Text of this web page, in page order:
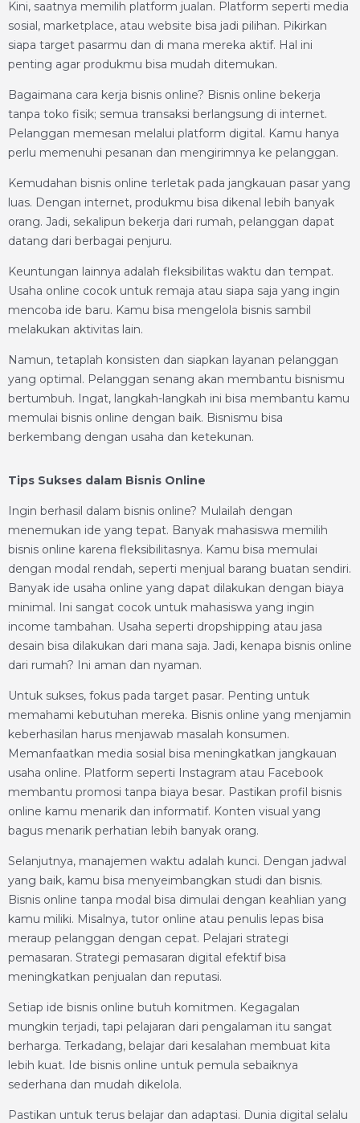
Kini, saatnya memilih platform jualan. Platform seperti media
sosial, marketplace, atau website bisa jadi pilihan. Pikirkan
siapa target pasarmu dan di mana mereka aktif. Hal ini
penting agar produkmu bisa mudah ditemukan.
Bagaimana cara kerja bisnis online? Bisnis online bekerja
tanpa toko fisik; semua transaksi berlangsung di internet.
Pelanggan memesan melalui platform digital. Kamu hanya
perlu memenuhi pesanan dan mengirimnya ke pelanggan.
Kemudahan bisnis online terletak pada jangkauan pasar yang
luas. Dengan internet, produkmu bisa dikenal lebih banyak
orang. Jadi, sekalipun bekerja dari rumah, pelanggan dapat
datang dari berbagai penjuru.
Keuntungan lainnya adalah fleksibilitas waktu dan tempat.
Usaha online cocok untuk remaja atau siapa saja yang ingin
mencoba ide baru. Kamu bisa mengelola bisnis sambil
melakukan aktivitas lain.
Namun, tetaplah konsisten dan siapkan layanan pelanggan
yang optimal. Pelanggan senang akan membantu bisnismu
bertumbuh. Ingat, langkah-langkah ini bisa membantu kamu
memulai bisnis online dengan baik. Bisnismu bisa
berkembang dengan usaha dan ketekunan.
Tips Sukses dalam Bisnis Online
Ingin berhasil dalam bisnis online? Mulailah dengan
menemukan ide yang tepat. Banyak mahasiswa memilih
bisnis online karena fleksibilitasnya. Kamu bisa memulai
dengan modal rendah, seperti menjual barang buatan sendiri.
Banyak ide usaha online yang dapat dilakukan dengan biaya
minimal. Ini sangat cocok untuk mahasiswa yang ingin
income tambahan. Usaha seperti dropshipping atau jasa
desain bisa dilakukan dari mana saja. Jadi, kenapa bisnis online
dari rumah? Ini aman dan nyaman.
Untuk sukses, fokus pada target pasar. Penting untuk
memahami kebutuhan mereka. Bisnis online yang menjamin
keberhasilan harus menjawab masalah konsumen.
Memanfaatkan media sosial bisa meningkatkan jangkauan
usaha online. Platform seperti Instagram atau Facebook
membantu promosi tanpa biaya besar. Pastikan profil bisnis
online kamu menarik dan informatif. Konten visual yang
bagus menarik perhatian lebih banyak orang.
Selanjutnya, manajemen waktu adalah kunci. Dengan jadwal
yang baik, kamu bisa menyeimbangkan studi dan bisnis.
Bisnis online tanpa modal bisa dimulai dengan keahlian yang
kamu miliki. Misalnya, tutor online atau penulis lepas bisa
meraup pelanggan dengan cepat. Pelajari strategi
pemasaran. Strategi pemasaran digital efektif bisa
meningkatkan penjualan dan reputasi.
Setiap ide bisnis online butuh komitmen. Kegagalan
mungkin terjadi, tapi pelajaran dari pengalaman itu sangat
berharga. Terkadang, belajar dari kesalahan membuat kita
lebih kuat. Ide bisnis online untuk pemula sebaiknya
sederhana dan mudah dikelola.
Pastikan untuk terus belajar dan adaptasi. Dunia digital selalu